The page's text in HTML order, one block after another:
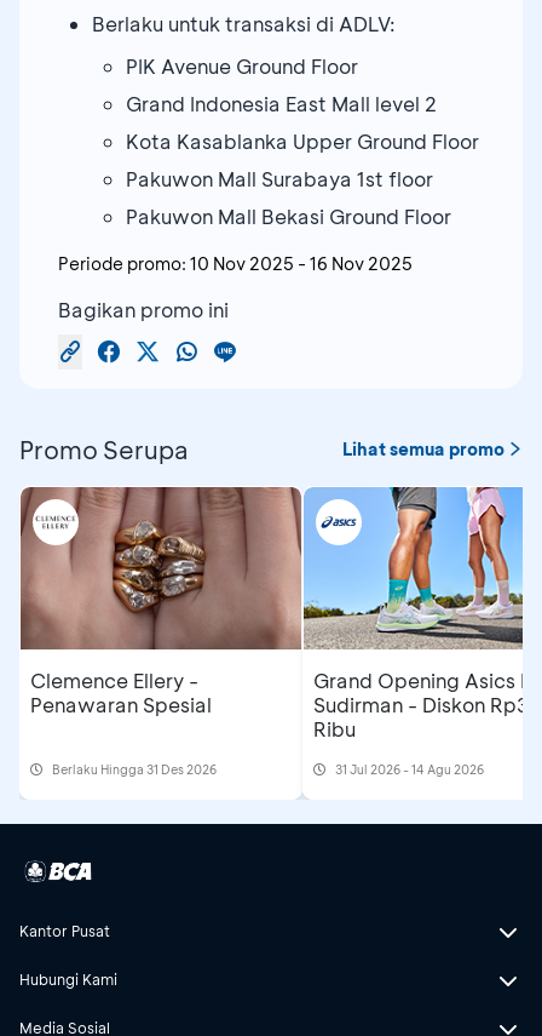
Berlaku untuk transaksi di ADLV:
PIK Avenue Ground Floor
Grand Indonesia East Mall level 2
Kota Kasablanka Upper Ground Floor
Pakuwon Mall Surabaya 1st floor
Pakuwon Mall Bekasi Ground Floor
Periode promo: 10 Nov 2025 - 16 Nov 2025
Bagikan promo ini
Promo Serupa Lihat semua promo
Clemence Ellery -
Penawaran Spesial
Berlaku Hingga 31 Des 2026
Grand Opening Asics
Sudirman - Diskon
Ribu
31 Jul 2026 - 14 Agu 2026
Kantor Pusat
Hubungi Kami
Media Sosial